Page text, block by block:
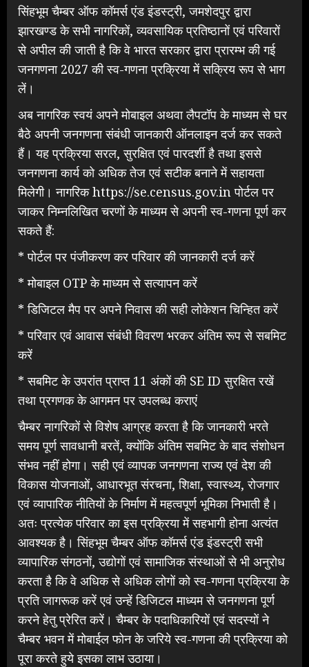
सिंहभूम चैम्बर ऑफ कॉमर्स एंड इंडस्ट्री, जमशेदपुर द्वारा
झारखण्ड के सभी नागरिकों, व्यवसायिक प्रतिष्ठानों एवं परिवारों
से अपील की जाती है कि वे भारत सरकार द्वारा प्रारम्भ की गई
जनगणना 2027 की स्व-गणना प्रक्रिया में सक्रिय रूप से भाग
लें।
अब नागरिक स्वयं अपने मोबाइल अथवा लैपटॉप के माध्यम से घर
बैठे अपनी जनगणना संबंधी जानकारी ऑनलाइन दर्ज कर सकते
हैं। यह प्रक्रिया सरल, सुरक्षित एवं पारदर्शी है तथा इससे
जनगणना कार्य को अधिक तेज एवं सटीक बनाने में सहायता
मिलेगी। नागरिक https://se.census.gov.in पोर्टल पर
जाकर निम्नलिखित चरणों के माध्यम से अपनी स्व-गणना पूर्ण कर
सकते हैं:
* पोर्टल पर पंजीकरण कर परिवार की जानकारी दर्ज करें
* मोबाइल OTP के माध्यम से सत्यापन करें
* डिजिटल मैप पर अपने निवास की सही लोकेशन चिन्हित करें
* परिवार एवं आवास संबंधी विवरण भरकर अंतिम रूप से सबमिट
करें
* सबमिट के उपरांत प्राप्त 11 अंकों की SE ID सुरक्षित रखें
तथा प्रगणक के आगमन पर उपलब्ध कराएं
चैम्बर नागरिकों से विशेष आग्रह करता है कि जानकारी भरते
समय पूर्ण सावधानी बरतें, क्योंकि अंतिम सबमिट के बाद संशोधन
संभव नहीं होगा। सही एवं व्यापक जनगणना राज्य एवं देश की
विकास योजनाओं, आधारभूत संरचना, शिक्षा, स्वास्थ्य, रोजगार
एवं व्यापारिक नीतियों के निर्माण में महत्वपूर्ण भूमिका निभाती है।
अतः प्रत्येक परिवार का इस प्रक्रिया में सहभागी होना अत्यंत
आवश्यक है। सिंहभूम चैम्बर ऑफ कॉमर्स एंड इंडस्ट्री सभी
व्यापारिक संगठनों, उद्योगों एवं सामाजिक संस्थाओं से भी अनुरोध
करता है कि वे अधिक से अधिक लोगों को स्व-गणना प्रक्रिया के
प्रति जागरूक करें एवं उन्हें डिजिटल माध्यम से जनगणना पूर्ण
करने हेतु प्रेरित करें। चैम्बर के पदाधिकारियों एवं सदस्यों ने
चैम्बर भवन में मोबाईल फोन के जरिये स्व-गणना की प्रक्रिया को
पूरा करते हुये इसका लाभ उठाया।